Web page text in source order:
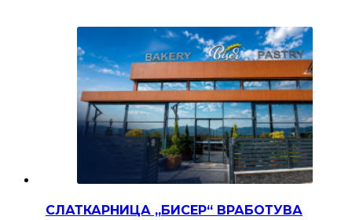
СЛАТКАРНИЦА „БИСЕР“ ВРАБОТУВА